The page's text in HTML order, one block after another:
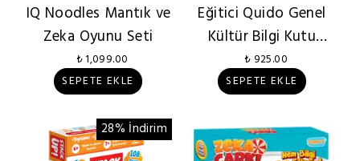
IQ Noodles Mantık ve
Zeka Oyunu Seti
₺ 1,099.00
SEPETE EKLE
Eğitici Quido Genel
Kültür Bilgi Kutu
Oyunu
₺ 925.00
SEPETE EKLE
28% İndirim